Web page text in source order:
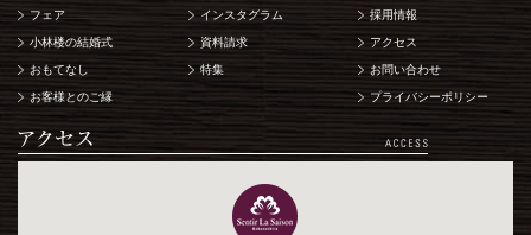
フェア
小林楼の結婚式
おもてなし
お客様とのご縁
インスタグラム
資料請求
特集
採用情報
アクセス
お問い合わせ
プライバシーポリシー